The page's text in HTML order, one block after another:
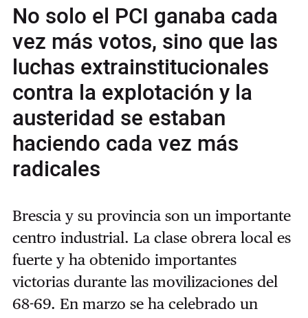
No solo el PCI ganaba cada
vez más votos, sino que las
luchas extrainstitucionales
contra la explotación y la
austeridad se estaban
haciendo cada vez más
radicales
Brescia y su provincia son un importante
centro industrial. La clase obrera local es
fuerte y ha obtenido importantes
victorias durante las movilizaciones del
68-69. En marzo se ha celebrado un